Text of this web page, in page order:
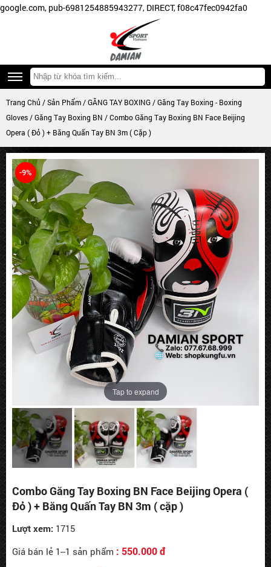
google.com, pub-6981254885943277, DIRECT, f08c47fec0942fa0
0776768999
Trang Chủ /Sản Phẩm /GĂNG TAY BOXING /Găng Tay Boxing - Boxing
Gloves /Găng Tay Boxing BN / Combo Găng Tay Boxing BN Face Beijing
Opera ( Đỏ ) + Băng Quấn Tay BN 3m ( Cặp )
Tap to expand
Combo Găng Tay Boxing BN Face Beijing Opera (
Đỏ ) + Băng Quấn Tay BN 3m ( cặp )
Lượt xem: 1715
Giá bán lẻ 1--1 sản phẩm : 550.000 đ
-9%